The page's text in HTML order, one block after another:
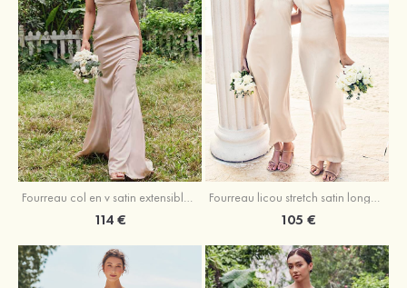
Fourreau col en v satin extensible ras du sol robe de demoiselle d'honneur
114 €
Fourreau licou stretch satin longueur cheville robe de demoiselle d'honneur
105 €